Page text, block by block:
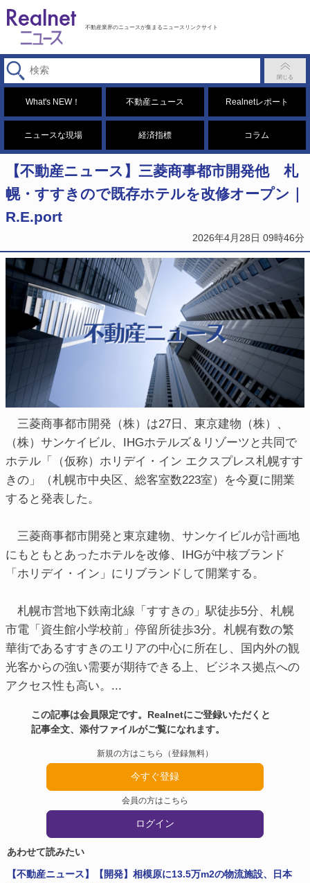
不動産業界のニュースが集まるニュースリンクサイト
What's NEW！ 不動産ニュース Realnetレポート
ニュースな現場 経済指標 コラム
【不動産ニュース】三菱商事都市開発他 札
幌・すすきので既存ホテルを改修オープン｜
R.E.port
2026年4月28日 09時46分
三菱商事都市開発（株）は27日、東京建物（株）、
（株）サンケイビル、IHGホテルズ＆リゾーツと共同で
ホテル「（仮称）ホリデイ・イン エクスプレス札幌すす
きの」（札幌市中央区、総客室数223室）を今夏に開業
すると発表した。
三菱商事都市開発と東京建物、サンケイビルが計画地
にもともとあったホテルを改修、IHGが中核ブランド
「ホリデイ・イン」にリブランドして開業する。
札幌市営地下鉄南北線「すすきの」駅徒歩5分、札幌
市電「資生館小学校前」停留所徒歩3分。札幌有数の繁
華街であるすすきのエリアの中心に所在し、国内外の観
光客からの強い需要が期待できる上、ビジネス拠点への
アクセス性も高い。...
この記事は会員限定です。Realnetにご登録いただくと
記事全文、添付ファイルがご覧になれます。
新規の方はこちら（登録無料）
今すぐ登録
会員の方はこちら
ログイン
あわせて読みたい
【不動産ニュース】【開発】相模原に13.5万m2の物流施設、日本